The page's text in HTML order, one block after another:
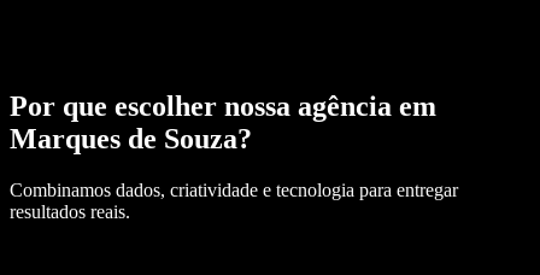
Por que escolher nossa agência em
Marques de Souza?
Combinamos dados, criatividade e tecnologia para entregar
resultados reais.